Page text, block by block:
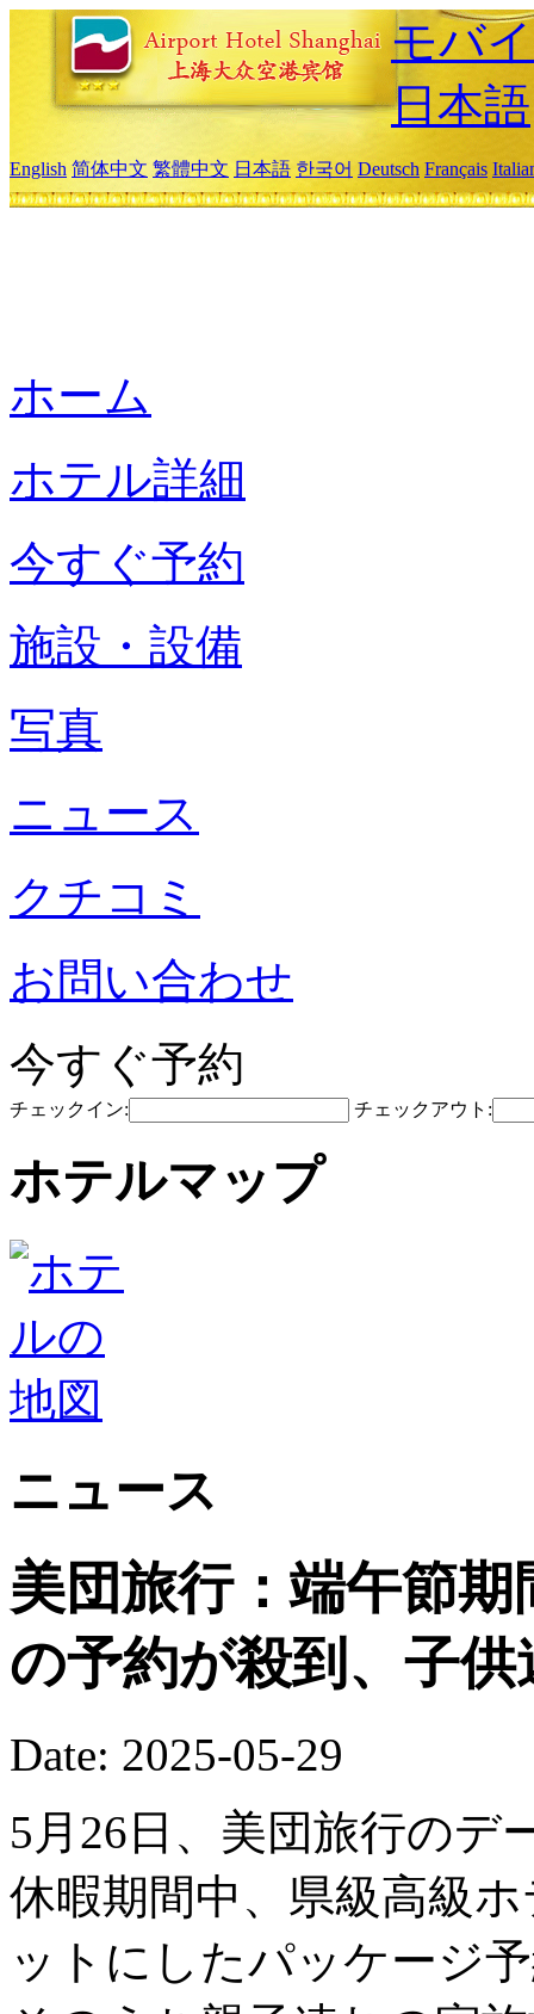
モバ
日本語
English 简体中文 繁體中文 日本語 한국어 Deutsch Français
ホーム
ホテル詳細
今すぐ予約
施設・設備
写真
ニュース
クチコミ
お問い合わせ
今すぐ予約
チェックイン: チェックアウト:
ホテルマップ
ニュース
美団旅行：端午節
の予約が殺到、子
Date: 2025-05-29
5月26日、美団旅行のデ
休暇期間中、県級高級
ットにしたパッケージ